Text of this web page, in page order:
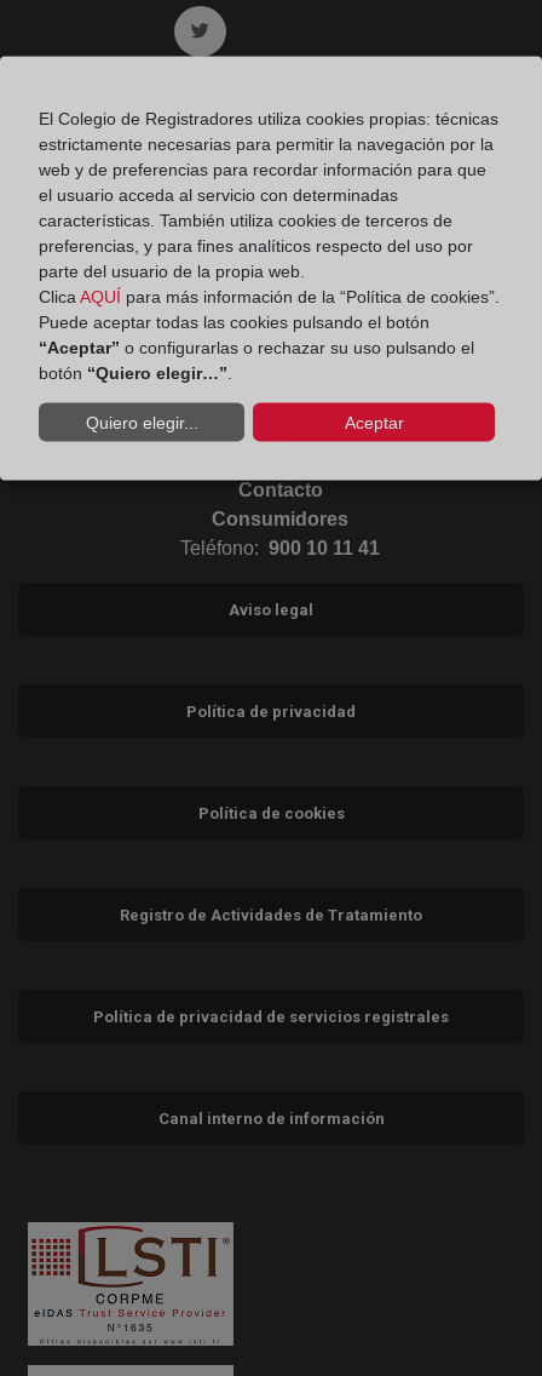
Ir a twitter (abre en ventana nueva)
Ir a Flickr (abre en ventana nueva)
Ir a Linkedin (abre en ventana nueva)
Ir al Blog (abre en ventana nueva)
Ir a Instagram (abre en ventana nueva)
Contacto
Consumidores
Teléfono: 900 10 11 41
Aviso legal
Política de privacidad
Política de cookies
Registro de Actividades de Tratamiento
Política de privacidad de servicios registrales
Canal interno de información
El Colegio de Registradores utiliza cookies propias: técnicas
estrictamente necesarias para permitir la navegación por la
web y de preferencias para recordar información para que
el usuario acceda al servicio con determinadas
características. También utiliza cookies de terceros de
preferencias, y para fines analíticos respecto del uso por
parte del usuario de la propia web.
Clica AQUÍ para más información de la “Política de cookies”.
Puede aceptar todas las cookies pulsando el botón
“Aceptar” o configurarlas o rechazar su uso pulsando el
botón “Quiero elegir…”
Quiero elegir... Aceptar